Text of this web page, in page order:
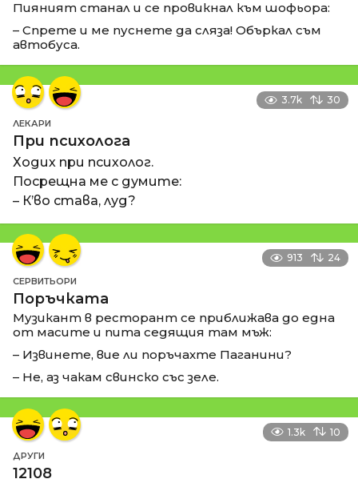
Пияният станал и се провикнал към шофьора:
– Спрете и ме пуснете да сляза! Объркал съм
автобуса.
3.7k 30
ЛЕКАРИ
При психолога
Ходих при психолог.
Посрещна ме с думите:
– К’во става, луд?
913 24
СЕРВИТЬОРИ
Поръчката
Музикант в ресторант се приближава до една
от масите и пита седящия там мъж:
– Извинете, вие ли поръчахте Паганини?
– Не, аз чакам свинско със зеле.
1.3k 10
ДРУГИ
12108